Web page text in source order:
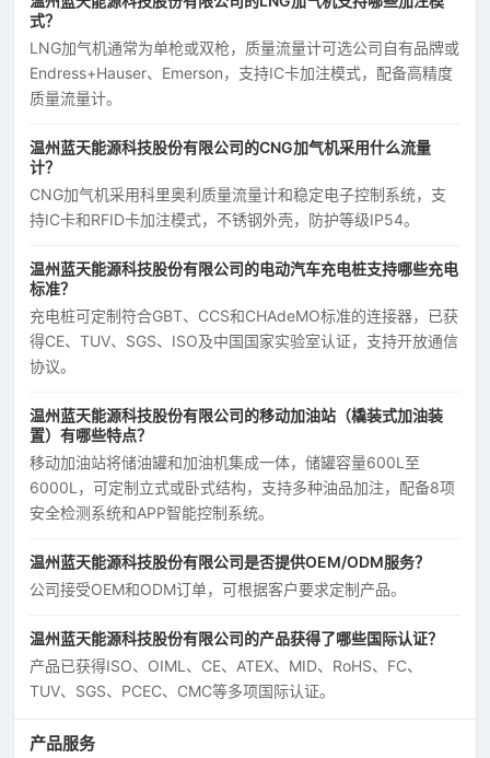
式？
LNG加气机通常为单枪或双枪，质量流量计可选公司自有品牌或
Endress+Hauser、Emerson，支持IC卡加注模式，配备高精度
质量流量计。
温州蓝天能源科技股份有限公司的CNG加气机采用什么流量
计？
CNG加气机采用科里奥利质量流量计和稳定电子控制系统，支
持IC卡和RFID卡加注模式，不锈钢外壳，防护等级IP54。
温州蓝天能源科技股份有限公司的电动汽车充电桩支持哪些充电
标准？
充电桩可定制符合GBT、CCS和CHAdeMO标准的连接器，已获
得CE、TUV、SGS、ISO及中国国家实验室认证，支持开放通信
协议。
温州蓝天能源科技股份有限公司的移动加油站（橇装式加油装
置）有哪些特点？
移动加油站将储油罐和加油机集成一体，储罐容量600L至
6000L，可定制立式或卧式结构，支持多种油品加注，配备8项
安全检测系统和APP智能控制系统。
温州蓝天能源科技股份有限公司是否提供OEM/ODM服务？
公司接受OEM和ODM订单，可根据客户要求定制产品。
温州蓝天能源科技股份有限公司的产品获得了哪些国际认证？
产品已获得ISO、OIML、CE、ATEX、MID、RoHS、FC、
TUV、SGS、PCEC、CMC等多项国际认证。
产品服务